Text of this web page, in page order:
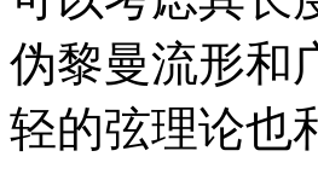
伪黎曼流形和
轻的弦理论也